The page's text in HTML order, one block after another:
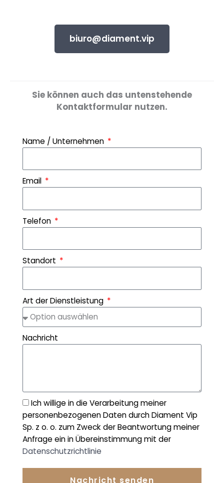
biuro@diament.vip
Sie können auch das untenstehende
Kontaktformular nutzen.
Name / Unternehmen
Email
Telefon
Standort
Art der Dienstleistung
Nachricht
Ich willige in die Verarbeitung meiner
personenbezogenen Daten durch Diament Vip
Sp. z o. o. zum Zweck der Beantwortung meiner
Anfrage ein in Übereinstimmung mit der
Datenschutzrichtlinie
Nachricht senden